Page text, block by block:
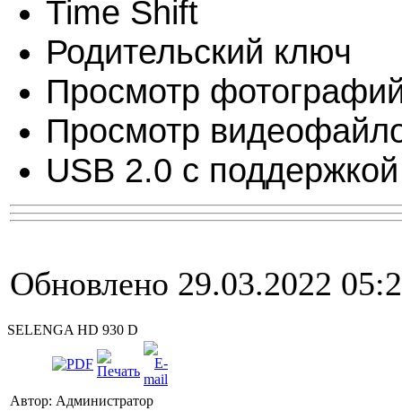
Time Shift
Родительский ключ
Просмотр
Просмотр
USB 2.0 с
Обновлено 29.03.2022
SELENGA HD 930 D
Автор: Администратор